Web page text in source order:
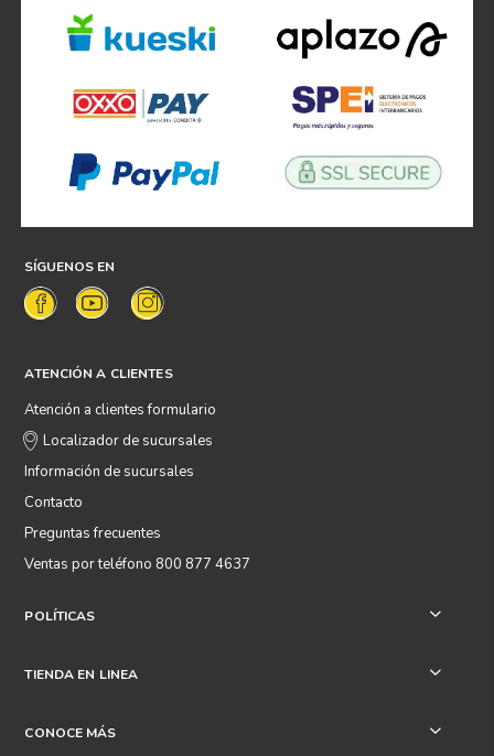
SÍGUENOS EN
ATENCIÓN A CLIENTES
Atención a clientes formulario
Localizador de sucursales
Información de sucursales
Contacto
Preguntas frecuentes
Ventas por teléfono 800 877 4637
POLÍTICAS +
TIENDA EN LINEA +
CONOCE MÁS +